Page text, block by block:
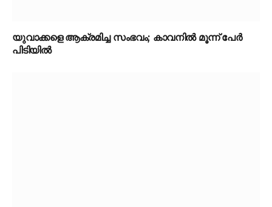
യുവാക്കളെ ആക്രമിച്ച സംഭവം; കാവനിൽ മൂന്ന് പേർ
പിടിയിൽ